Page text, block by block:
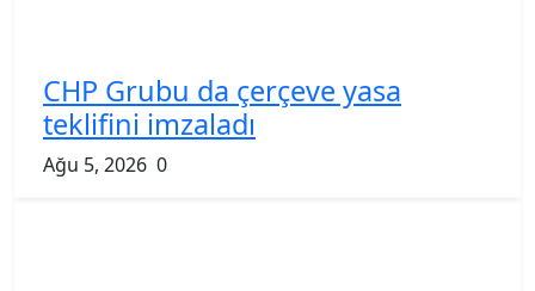
CHP Grubu da çerçeve yasa
teklifini imzaladı
Ağu 5, 2026 0